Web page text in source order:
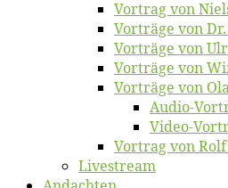
Vor­trag von
Vor­trä­ge von
Vor­trä­ge von
Vor­trä­ge von
Vor­trä­ge von
Au­dio-
Vi­deo-
Vor­trag von
Live­stream